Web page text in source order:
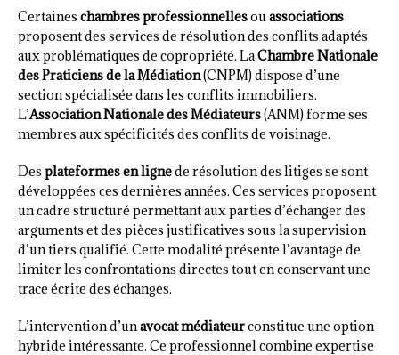
Certaines chambres professionnellesouassociations
proposent des services de résolution des conflits adaptés
aux problématiques de copropriété. LaChambre Nationale
des Praticiens de la Médiation(CNPM) dispose d’une
section spécialisée dans les conflits immobiliers.
L’Association Nationale des Médiateurs(ANM) forme ses
membres aux spécificités des conflits de voisinage.
Des plateformes en lignede résolution des litiges se sont
développées ces dernières années. Ces services proposent
un cadre structuré permettant aux parties d’échanger des
arguments et des pièces justificatives sous la supervision
d’un tiers qualifié. Cette modalité présente l’avantage de
limiter les confrontations directes tout en conservant une
trace écrite des échanges.
L’intervention d’unavocat médiateurconstitue une option
hybride intéressante. Ce professionnel combine expertise